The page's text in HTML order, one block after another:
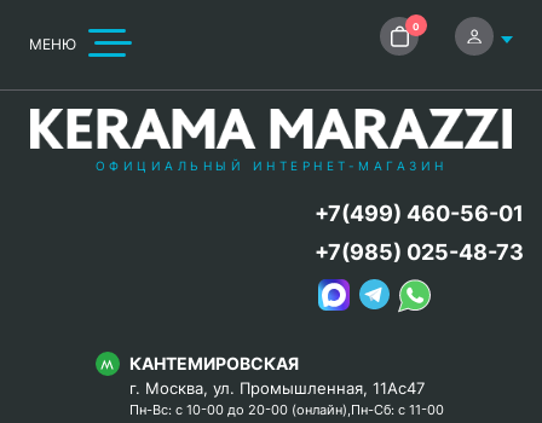
МЕНЮ
0
ОФИЦИАЛЬНЫЙ ИНТЕРНЕТ-МАГАЗИН
КАНТЕМИРОВСКАЯ
г. Москва, ул. Промышленная, 11Ас47
Пн-Вс: с 10-00 до 20-00 (онлайн),Пн-Сб: с 11-00
+7(499) 460-56-01
+7(985) 025-48-73